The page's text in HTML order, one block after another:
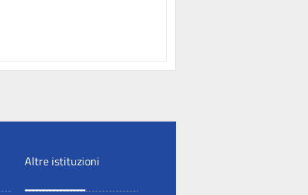
Altre istituzioni